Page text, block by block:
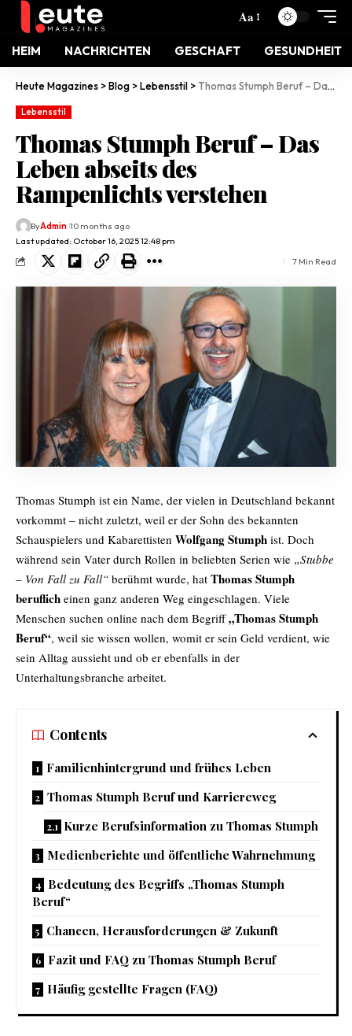
Aa
HEIM NACHRICHTEN GESCHAFT GESUNDHEIT
Heute Magazines >Blog >Lebensstil >Thomas Stumph Beruf – Das Leben abseits des Rampenlichts verstehen
Lebensstil
Thomas Stumph Beruf – Das
Leben abseits des
Rampenlichts verstehen
Last updated: October 16, 2025 12:48 pm
ByAdmin 10 months ago
7 Min Read
Thomas Stumph ist ein Name, der vielen in Deutschland bekannt
vorkommt – nicht zuletzt, weil er der Sohn des bekannten
Schauspielers und Kabarettisten Wolfgang Stumph ist. Doch
während sein Vater durch Rollen in beliebten Serien wie „Stubbe
– Von Fall zu Fall“ berühmt wurde, hat Thomas Stumph
beruflich einen ganz anderen Weg eingeschlagen. Viele
Menschen suchen online nach dem Begriff„Thomas Stumph
Beruf“, weil sie wissen wollen, womit er sein Geld verdient, wie
sein Alltag aussieht und ob er ebenfalls in der
Unterhaltungsbranche arbeitet.
Contents
Familienhintergrund und frühes Leben
Thomas Stumph Beruf und Karriereweg
Kurze Berufsinformation zu Thomas Stumph
Medienberichte und öffentliche Wahrnehmung
Bedeutung des Begriffs „Thomas Stumph
Beruf“
Chancen, Herausforderungen & Zukunft
Fazit und FAQ zu Thomas Stumph Beruf
Häufig gestellte Fragen (FAQ)